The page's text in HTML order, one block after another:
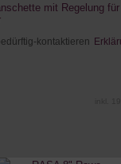
mit Regelung für